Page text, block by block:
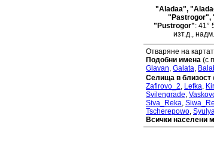
"Aladaa",
"Pastrogor",
"Pustrogor": 41°
изт.д.,
Отваряне на
Подобни имена (с
Glavan, Galata,
Селища в близост
Zafirovo_2, Lefka,
Svilengrade,
Siva_Reka,
Tscherepowo,
Всички населени